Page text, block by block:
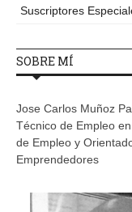
Suscriptores
SOBRE MÍ
Jose Carlos Muñoz
Técnico de Empleo
de Empleo y
Emprendedores